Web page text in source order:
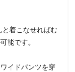
着こなせればむ
能です。
イドパンツを穿